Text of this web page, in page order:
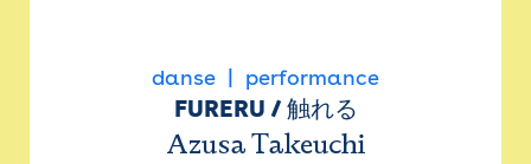
danse performance
FURERU / 触れる
Azusa Takeuchi